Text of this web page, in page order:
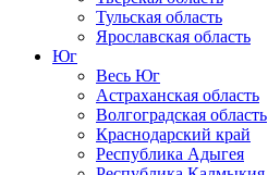
Тульская область
Ярославская область
Юг
Весь Юг
Астраханская область
Волгоградская область
Краснодарский край
Республика Адыгея